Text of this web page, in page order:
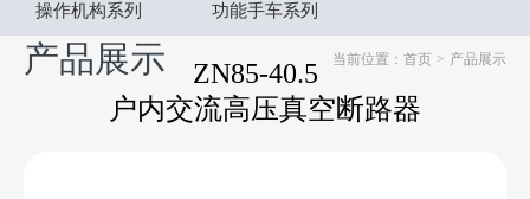
操作机构系列 功能手车系列
产品展示 当前位置：首页 > 产品展示
ZN85-40.5
户内交流高压真空断路器